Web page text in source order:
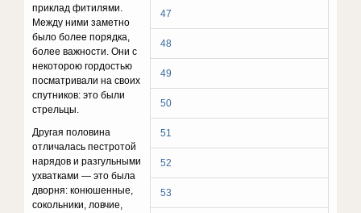
47
48
49
50
51
52
53
приклад фитилями.
Между ними заметно
было более порядка,
более важности. Они с
некоторою гор­достью
посматривали на своих
спутников: это были
стрельцы.
Другая половина
отличалась пестротой
нарядов и раз­гульными
ухватками — это была
дворня: конюшенные,
сокольники, ловчие,